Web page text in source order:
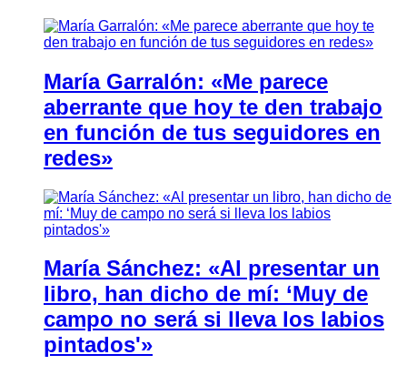
María Garralón: «Me parece
aberrante que hoy te den trabajo
en función de tus seguidores en
redes»
María Sánchez: «Al presentar un
libro, han dicho de mí: ‘Muy de
campo no será si lleva los labios
pintados'»